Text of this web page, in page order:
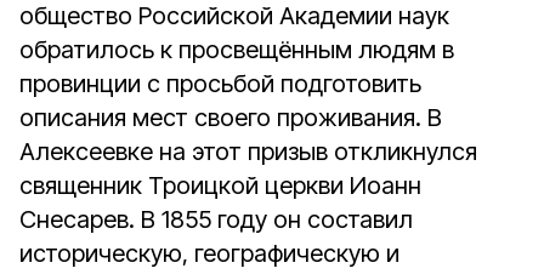
общество Российской Академии наук
обратилось к просвещённым людям в
провинции с просьбой подготовить
описания мест своего проживания. В
Алексеевке на этот призыв откликнулся
священник Троицкой церкви Иоанн
Снесарев. В 1855 году он составил
историческую, географическую и